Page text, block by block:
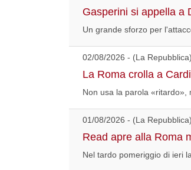
Gasperini si appella a
Un grande sforzo per
02/08/2026 - (La Repubblica)
La Roma crolla a
Non usa la parola «ritardo»,
01/08/2026 - (La Repubblica)
Read apre alla Roma
Nel tardo pomeriggio di ieri